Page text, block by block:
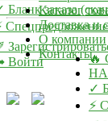
Бланк заказа
Войти
Каталог
Доставка и
О компании
Контакты🔥
✓
⚡